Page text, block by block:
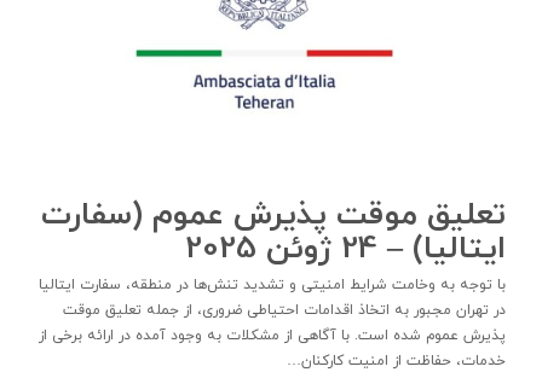
تعلیق موقت پذیرش عموم (سفارت
ایتالیا) – 24 ژوئن 2025
با توجه به وخامت شرایط امنیتی و تشدید تنش‌ها در منطقه، سفارت ایتالیا
در تهران مجبور به اتخاذ اقدامات احتیاطی ضروری، از جمله تعلیق موقت
پذیرش عموم شده است. با آگاهی از مشکلات به وجود آمده در ارائه برخی از
خدمات، حفاظت از امنیت کارکنان…